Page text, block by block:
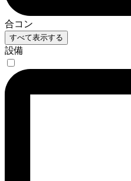
合コン
すべて表示する
設備